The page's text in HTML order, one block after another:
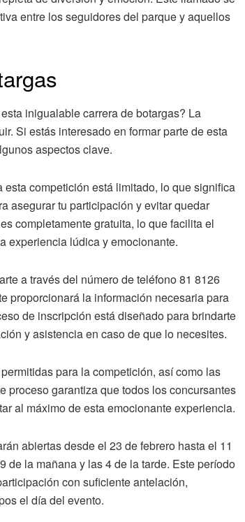
entre los seguidores del parque y aquellos
inigualable carrera de botargas? La
Si estás interesado en formar parte de esta
aspectos clave.
competición está limitado, lo que significa
asegurar tu participación y evitar quedar
completamente gratuita, lo que facilita el
experiencia lúdica y emocionante.
a través del número de teléfono 81 8126
proporcionará la información necesaria para
de inscripción está diseñado para brindarte
y asistencia en caso de que lo necesites.
para la competición, así como las
proceso garantiza que todos los concursantes
al máximo de esta emocionante experiencia.
abiertas desde el 23 de febrero hasta el 11
de la mañana y las 4 de la tarde. Este período
con suficiente antelación,
el día del evento.